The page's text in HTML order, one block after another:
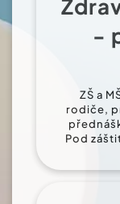
-
ZŠ a
rodiče,
Pod